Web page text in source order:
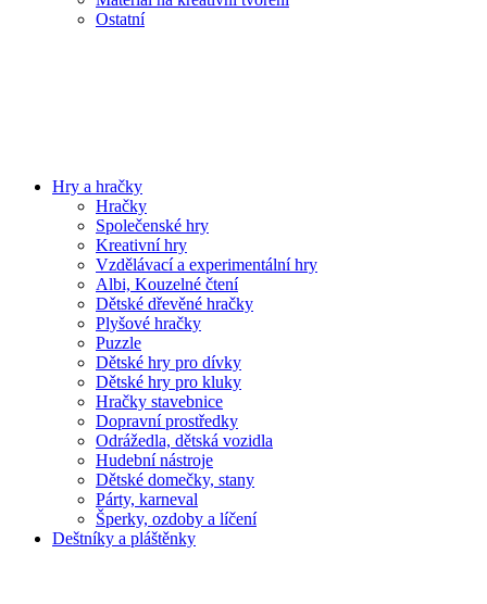
Ostatní
Hry a hračky
Hračky
Společenské hry
Kreativní hry
Vzdělávací a experimentální hry
Albi, Kouzelné čtení
Dětské dřevěné hračky
Plyšové hračky
Puzzle
Dětské hry pro dívky
Dětské hry pro kluky
Hračky stavebnice
Dopravní prostředky
Odrážedla, dětská vozidla
Hudební nástroje
Dětské domečky, stany
Párty, karneval
Šperky, ozdoby a líčení
Deštníky a pláštěnky